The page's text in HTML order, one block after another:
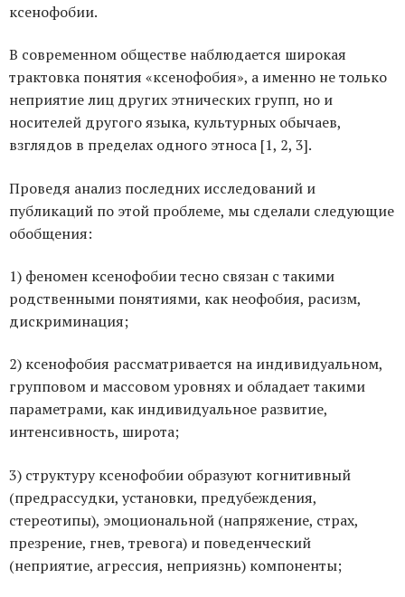
ксенофобии.
В современном обществе наблюдается широкая
трактовка понятия «ксенофобия», а именно не только
неприятие лиц других этнических групп, но и
носителей другого языка, культурных обычаев,
взглядов в пределах одного этноса [1, 2, 3].
Проведя анализ последних исследований и
публикаций по этой проблеме, мы сделали следующие
обобщения:
1) феномен ксенофобии тесно связан с такими
родственными понятиями, как неофобия, расизм,
дискриминация;
2) ксенофобия рассматривается на индивидуальном,
групповом и массовом уровнях и обладает такими
параметрами, как индивидуальное развитие,
интенсивность, широта;
3) структуру ксенофобии образуют когнитивный
(предрассудки, установки, предубеждения,
стереотипы), эмоциональной (напряжение, страх,
презрение, гнев, тревога) и поведенческий
(неприятие, агрессия, неприязнь) компоненты;